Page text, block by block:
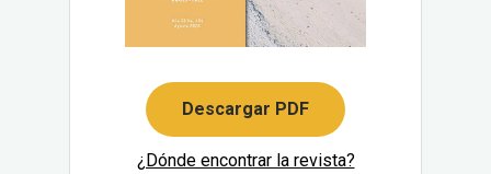
Descargar PDF
¿Dónde encontrar la revista?